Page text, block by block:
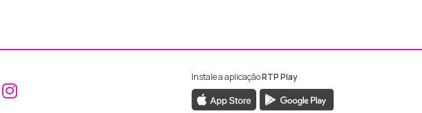
Aceder ao Facebook da RTP Madeira
Aceder ao Instagram da RTP Madeira
Instale a aplicaçãoRTP Play